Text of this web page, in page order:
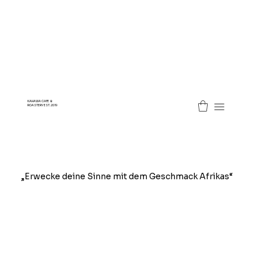
KAHAWA CAFE &
ROASTERY EST. 2019
„Erwecke deine Sinne mit dem Geschmack Afrikas“